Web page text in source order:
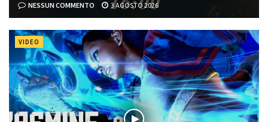
NESSUN COMMENTO 3 AGOSTO 2026
VIDEO